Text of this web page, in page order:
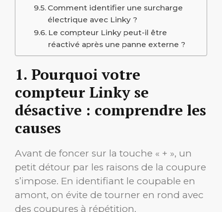
Comment identifier une surcharge
électrique avec Linky ?
Le compteur Linky peut-il être
réactivé après une panne externe ?
1. Pourquoi votre
compteur Linky se
désactive : comprendre les
causes
Avant de foncer sur la touche « + », un
petit détour par les raisons de la coupure
s’impose. En identifiant le coupable en
amont, on évite de tourner en rond avec
des coupures à répétition.